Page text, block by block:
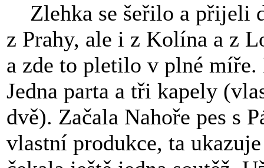
Zlehka se šeřilo a přijeli
z Prahy, ale i z Kolína a z
a zde to pletilo v plné míře.
Jedna parta a tři kapely
dvě). Začala Nahoře pes s
vlastní produkce, ta